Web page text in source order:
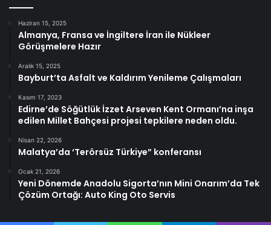
Haziran 15, 2025
Almanya, Fransa ve İngiltere İran ile Nükleer
Görüşmelere Hazır
Aralık 15, 2025
Bayburt’ta Asfalt ve Kaldırım Yenileme Çalışmaları
Kasım 17, 2023
Edirne’de Söğütlük İzzet Arseven Kent Ormanı’na inşa
edilen Millet Bahçesi projesi tepkilere neden oldu.
Nisan 22, 2026
Malatya’da ‘Terörsüz Türkiye” konferansı
Ocak 21, 2026
Yeni Dönemde Anadolu Sigorta’nın Mini Onarım’da Tek
Çözüm Ortağı: Auto King Oto Servis